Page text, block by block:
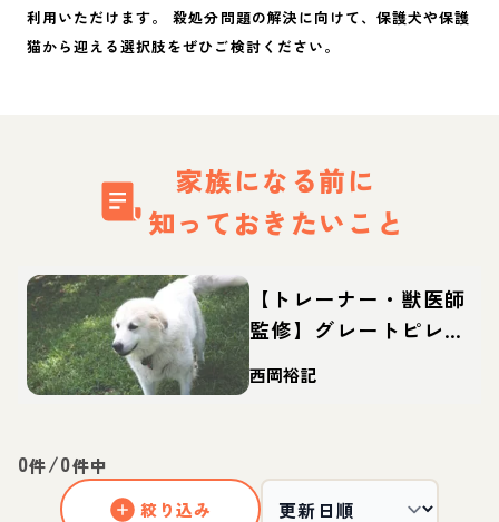
利用いただけます。 殺処分問題の解決に向けて、保護犬や保護
猫から迎える選択肢をぜひご検討ください。
家族になる前に
知っておきたいこと
【トレーナー・獣医師
監修】グレートピレニ
ーズってどんな犬？性
格・特徴・育て方・迎
西岡裕記
0件/0件中
絞り込み